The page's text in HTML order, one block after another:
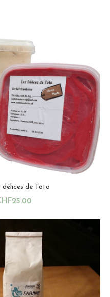
La Ruche Royale
délices de Toto
25.00
Les Delices de Toto